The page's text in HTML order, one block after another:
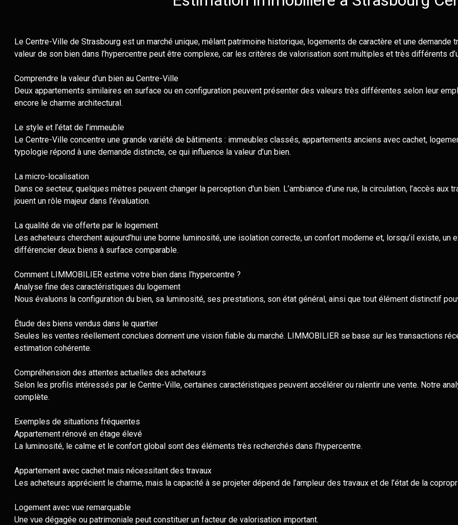
Nos
biens
Contact
Le Centre-Ville de Strasbourg est un marché unique, mêlant patrimoine historique, logements de caractère et une
valeur de son bien dans l’hypercentre peut être complexe, car les critères de valorisation sont multiples et très différents
Comprendre la valeur d’un bien au Centre-Ville
Deux appartements similaires en surface ou en configuration peuvent présenter des valeurs très différentes selon leur
encore le charme architectural.
Le style et l’état de l’immeuble
Le Centre-Ville concentre une grande variété de bâtiments : immeubles classés, appartements anciens avec cachet,
typologie répond à une demande distincte, ce qui influence la valeur d’un bien.
La micro-localisation
Dans ce secteur, quelques mètres peuvent changer la perception d'un bien. L’ambiance d’une rue, la circulation, l’accès
jouent un rôle majeur dans l'évaluation.
La qualité de vie offerte par le logement
Les acheteurs cherchent aujourd’hui une bonne luminosité, une isolation correcte, un confort moderne et, lorsqu’il existe,
différencier deux biens à surface comparable.
Comment LIMMOBILIER estime votre bien dans l’hypercentre ?
Analyse fine des caractéristiques du logement
Nous évaluons la configuration du bien, sa luminosité, ses prestations, son état général, ainsi que tout élément distinctif
Étude des biens vendus dans le quartier
Seules les ventes réellement conclues donnent une vision fiable du marché. LIMMOBILIER se base sur les transactions
estimation cohérente.
Compréhension des attentes actuelles des acheteurs
Selon les profils intéressés par le Centre-Ville, certaines caractéristiques peuvent accélérer ou ralentir une vente. Notre
complète.
Exemples de situations fréquentes
Appartement rénové en étage élevé
La luminosité, le calme et le confort global sont des éléments très recherchés dans l’hypercentre.
Appartement avec cachet mais nécessitant des travaux
Les acheteurs apprécient le charme, mais la capacité à se projeter dépend de l’ampleur des travaux et de l’état de la
Logement avec vue remarquable
Une vue dégagée ou patrimoniale peut constituer un facteur de valorisation important.